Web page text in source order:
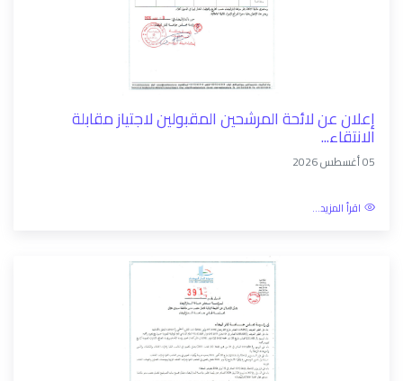
إعلان عن لائحة المرشحين المقبولين لاجتياز مقابلة
الانتقاء...
05 أغسطس 2026
اقرأ المزيد...